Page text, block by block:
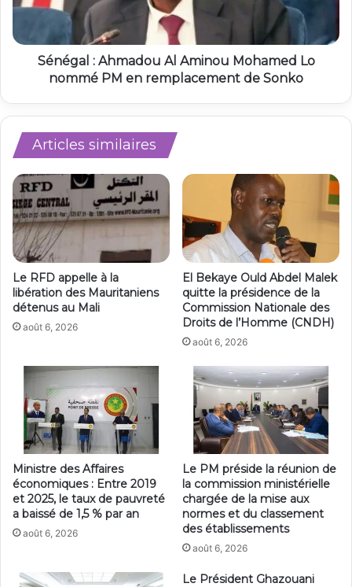
Sénégal : Ahmadou Al Aminou Mohamed Lo
nommé PM en remplacement de Sonko
Articles similaires
Le RFD appelle à la
libération des Mauritaniens
détenus au Mali
août 6, 2026
El Bekaye Ould Abdel Malek
quitte la présidence de la
Commission Nationale des
Droits de l’Homme (CNDH)
août 6, 2026
Ministre des Affaires
économiques : Entre 2019
et 2025, le taux de pauvreté
a baissé de 1,5 % par an
août 6, 2026
Le PM préside la réunion de
la commission ministérielle
chargée de la mise aux
normes et du classement
des établissements
août 6, 2026
Le Président Ghazouani